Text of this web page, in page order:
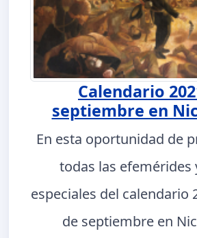
Calendario
septiembre en
En esta oportunidad de
todas las efemérides
especiales del calendario
de septiembre en